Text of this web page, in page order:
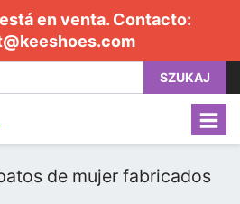
en venta. Contacto:
SZUKAJ
de mujer fabricados